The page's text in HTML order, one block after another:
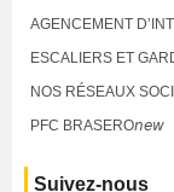
AGENCEMENT
ESCALIERS ET
NOS RÉSEAUX
PFC BRASERO𝘯𝘦𝘸
Suivez-nous